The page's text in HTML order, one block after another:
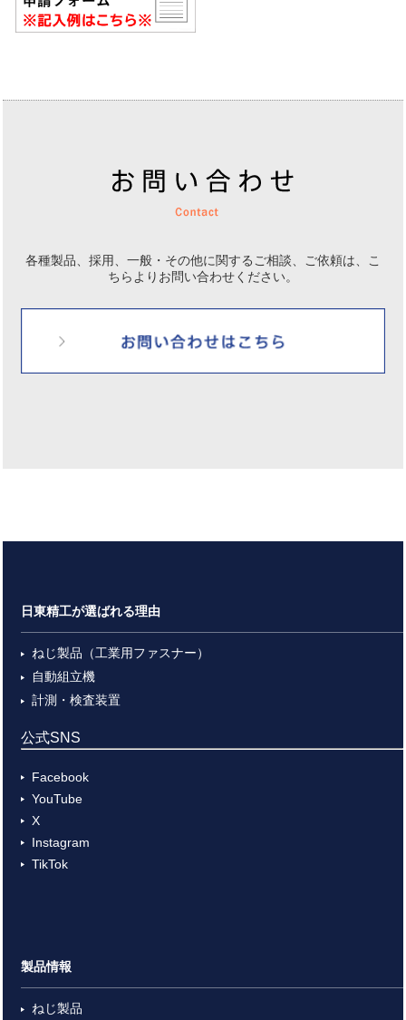
各種製品、採用、一般・その他に関するご相談、ご依頼は、
こ
ちらよりお問い合わせください。
日東精工が選ばれる理由
ねじ製品（工業用ファスナー）
自動組立機
計測・検査装置
公式SNS
Facebook
YouTube
X
Instagram
TikTok
製品情報
ねじ製品